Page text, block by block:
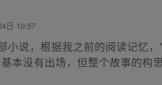
日 10:57
小说，根据我之前的阅读记忆
本没有出场，但整个故事的构